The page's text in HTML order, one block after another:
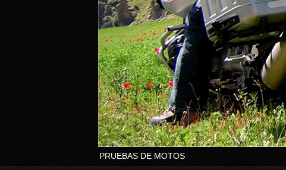
PRUEBAS DE MOTOS